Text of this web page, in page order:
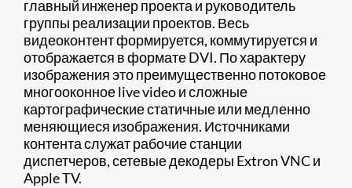
главный инженер проекта и руководитель
группы реализации проектов. Весь
видеоконтент формируется, коммутируется и
отображается в формате DVI. По характеру
изображения это преимущественно потоковое
многооконное live video и сложные
картографические статичные или медленно
меняющиеся изображения. Источниками
контента служат рабочие станции
диспетчеров, сетевые декодеры Extron VNC и
Apple TV.